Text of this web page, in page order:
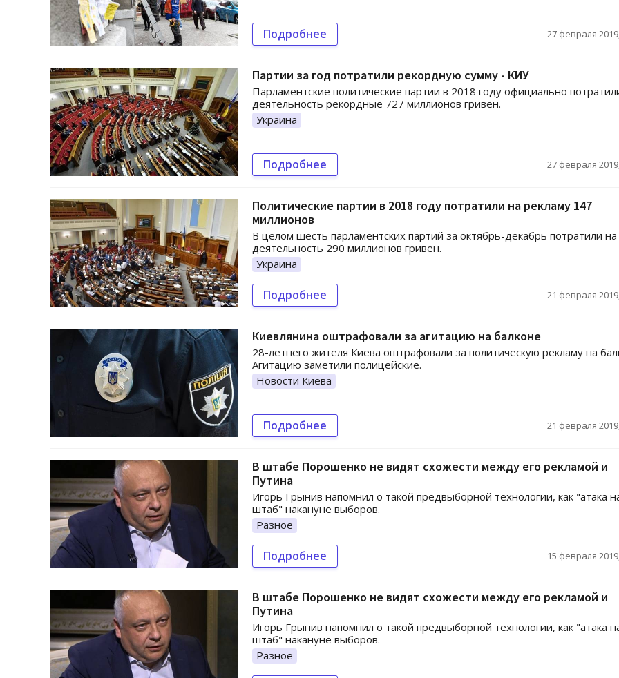
Подробнее 27 февраля
Партии за год потратили рекордную сумму - КИУ
Парламентские политические партии в 2018 году официально
деятельность рекордные 727 миллионов гривен.
Украина
Подробнее 27 февраля
Политические партии в 2018 году потратили на рекламу 147
миллионов
В целом шесть парламентских партий за октябрь-декабрь потратили на
деятельность 290 миллионов гривен.
Украина
Подробнее 21 февраля
Киевлянина оштрафовали за агитацию на балконе
28-летнего жителя Киева оштрафовали за политическую рекламу на
Агитацию заметили полицейские.
Новости Киева
Подробнее 21 февраля
В штабе Порошенко не видят схожести между его рекламой и
Путина
Игорь Грынив напомнил о такой предвыборной технологии, как "атака
штаб" накануне выборов.
Разное
Подробнее 15 февраля
В штабе Порошенко не видят схожести между его рекламой и
Путина
Игорь Грынив напомнил о такой предвыборной технологии, как "атака
штаб" накануне выборов.
Разное